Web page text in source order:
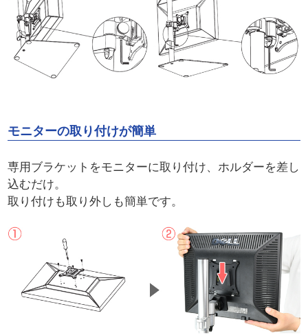
モニターの取り付けが簡単
専用ブラケットをモニターに取り付け、ホルダーを差し
込むだけ。
取り付けも取り外しも簡単です。